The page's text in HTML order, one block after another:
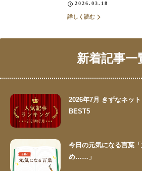
2026.03.18
詳しく読む
新着記事一
2026年7月 きずなネッ
BEST5
今日の元気になる言葉
め……」